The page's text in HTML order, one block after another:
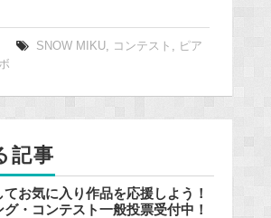
SNOW MIKU, コンテスト
ピア
記事
お気に入り作品を応援しよう！
・コンテスト一般投票受付中！